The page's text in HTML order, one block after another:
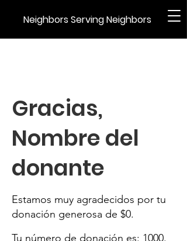
Neighbors Serving Neighbors
Gracias,
Nombre del
donante
Estamos muy agradecidos por tu
donación generosa de $0.
Tu número de donación es: 1000.